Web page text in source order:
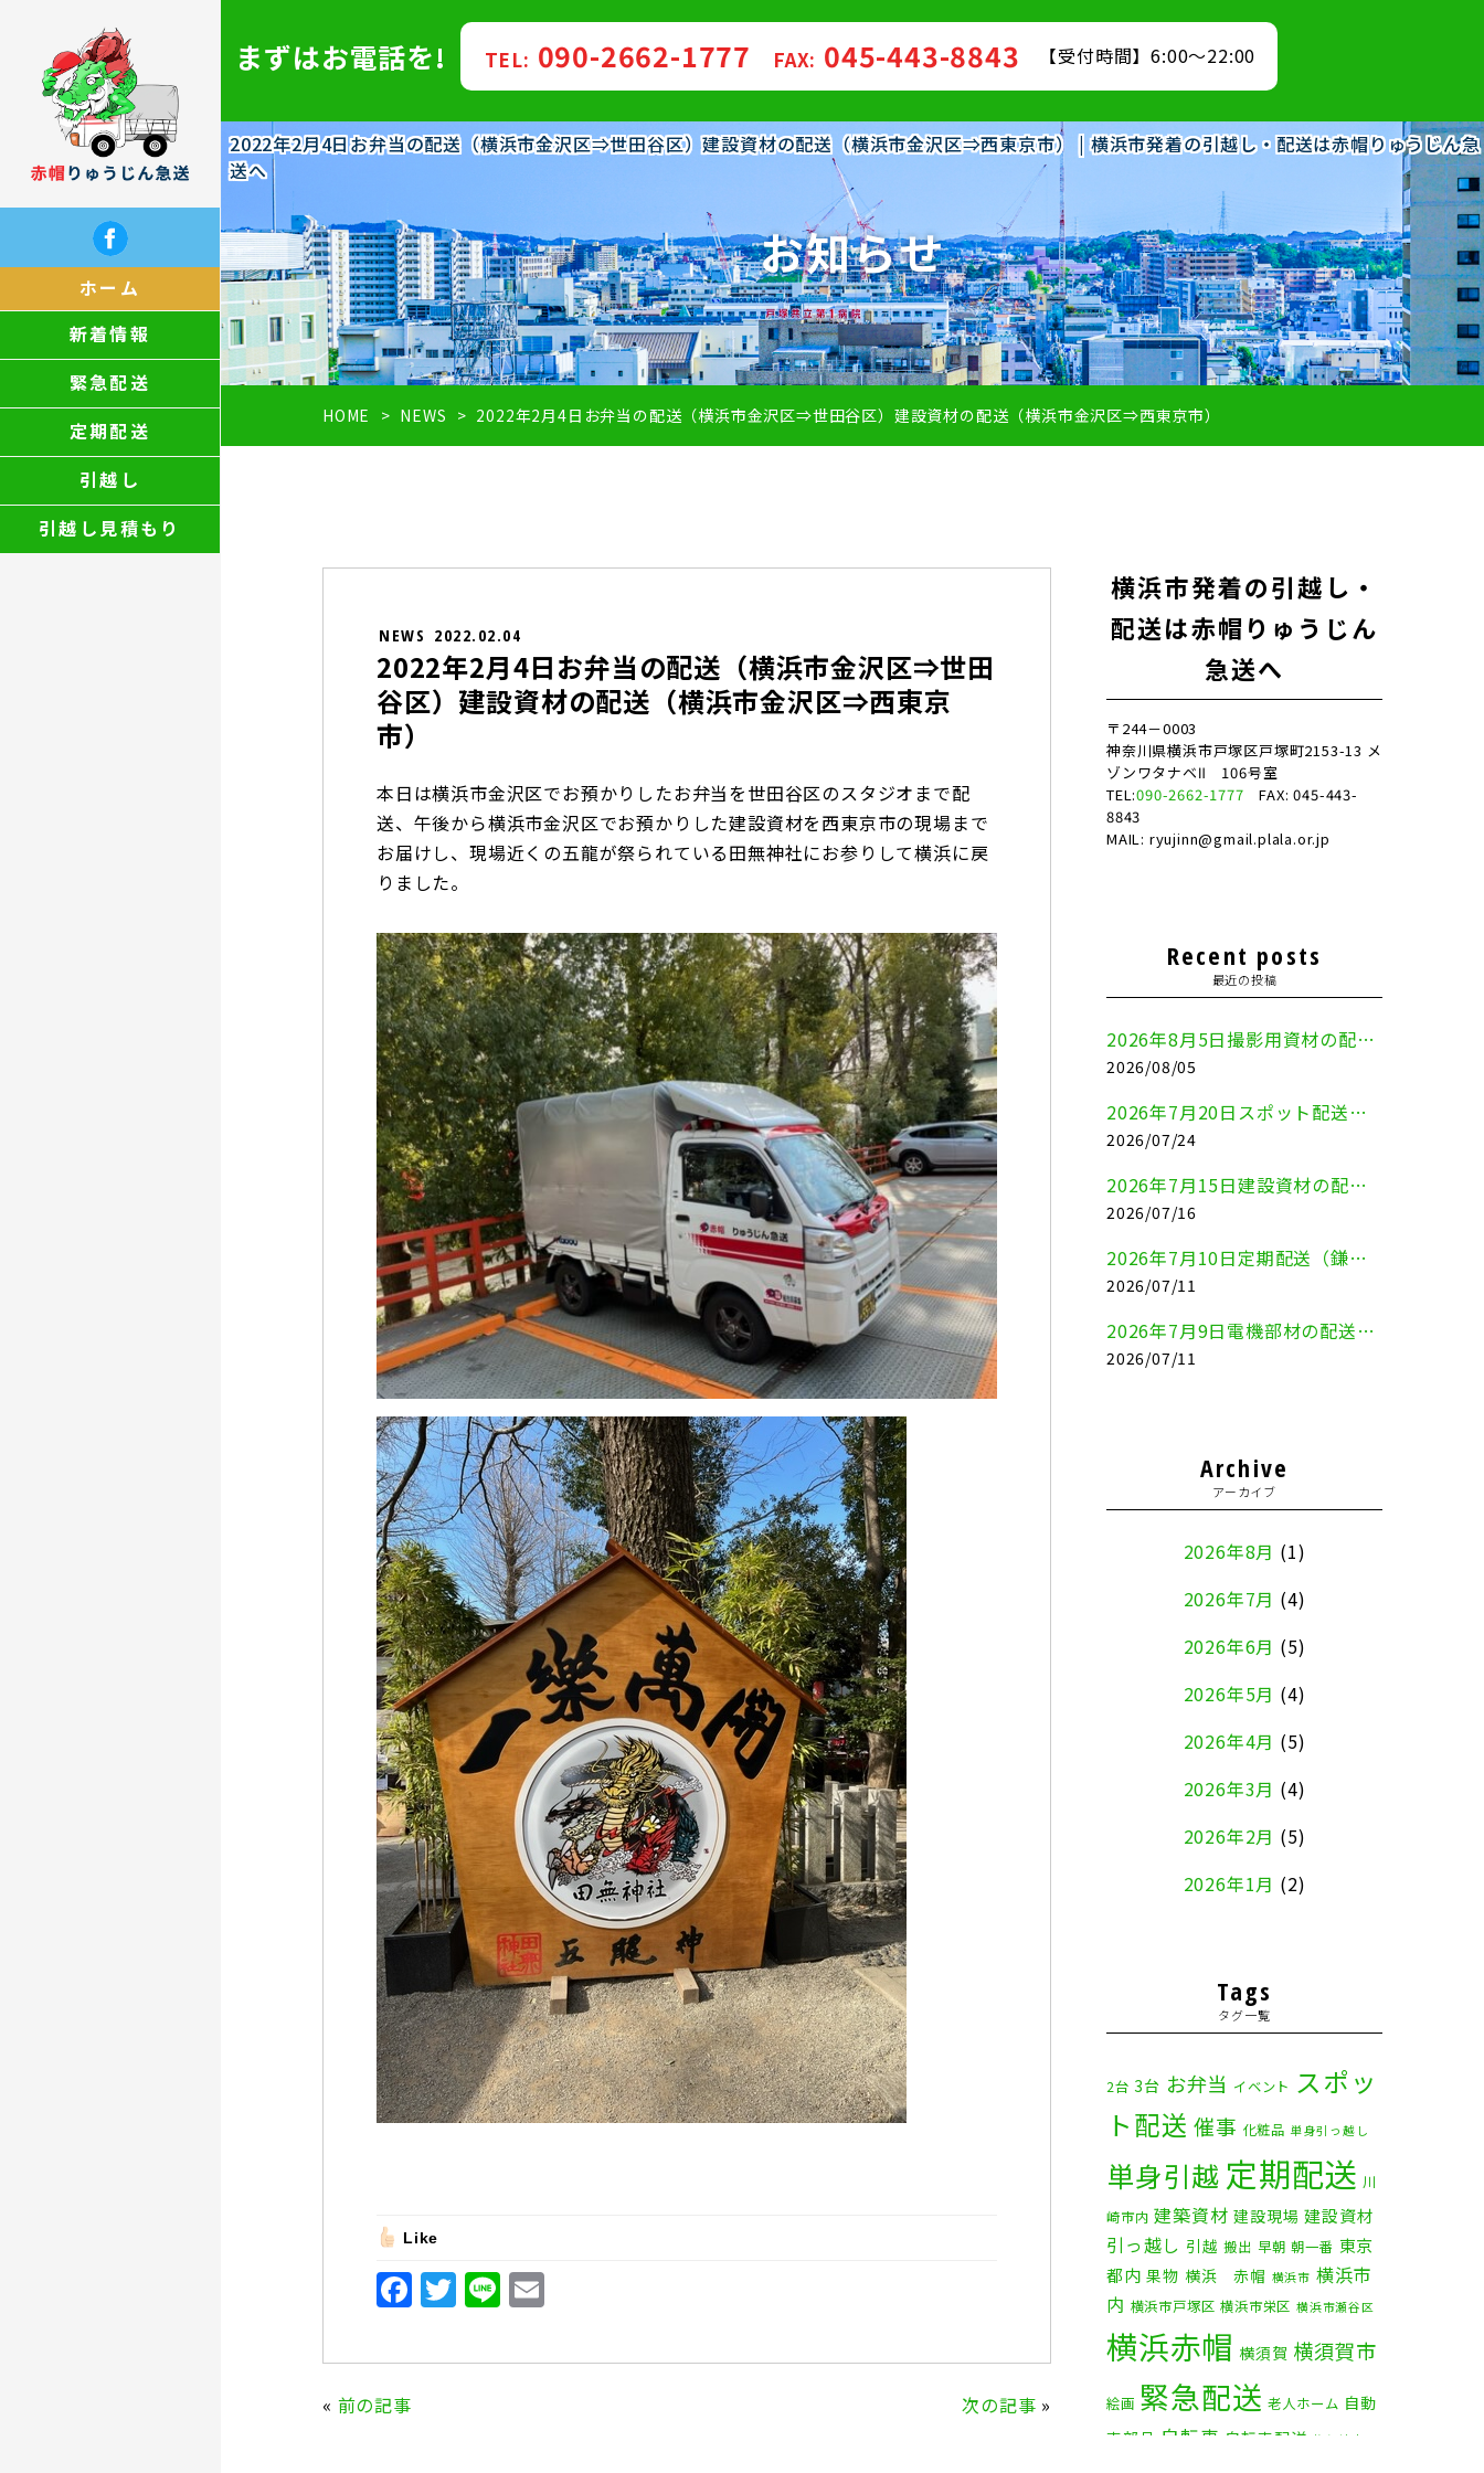
ホーム
新着情報
緊急配送
定期配送
引越し
引越し見積もり
2022年2月4日お弁当の配送（横浜市金沢区⇒世田谷区）建設資材の配送（横浜市金沢区⇒西東京市） | 横浜市発着の引越し・配送は赤帽りゅうじん急
送へ
まずはお電話を! TEL: 090-2662-1777 FAX: 045-443-8843 【受付時間】6:00～22:00
お知らせ
HOME NEWS 2022年2月4日お弁当の配送（横浜市金沢区⇒世田谷区）建設資材の配送（横浜市金沢区⇒西東京市）
NEWS 2022.02.04
2022年2月4日お弁当の配送（横浜市金沢区⇒世田
谷区）建設資材の配送（横浜市金沢区⇒西東京
市）
本日は横浜市金沢区でお預かりしたお弁当を世田谷区のスタジオまで配
送、午後から横浜市金沢区でお預かりした建設資材を西東京市の現場まで
お届けし、現場近くの五龍が祭られている田無神社にお参りして横浜に戻
りました。
Like
F
a
c
T
w
it
Li
n
e ai
« 前の記事 次の記事 »
横浜市発着の引越し・
配送は赤帽りゅうじん
急送へ
〒244－0003
神奈川県横浜市戸塚区戸塚町2153-13 メ
ゾンワタナベⅡ 106号室
TEL:090-2662-1777 FAX: 045-443-
8843
MAIL: ryujinn@gmail.plala.or.jp
Recent posts
最近の投稿
2026年8月5日撮影用資材の配送（鎌倉市⇒港区）
2026/08/05
2026年7月20日スポット配送（横浜市金沢区⇒愛知県豊川市）
2026/07/24
2026年7月15日建設資材の配送（横浜市金沢区⇒横須賀市）
2026/07/16
2026年7月10日定期配送（鎌倉市⇔大田区）
2026/07/11
2026年7月9日電機部材の配送（横浜市戸塚区⇒品川区）
2026/07/11
Archive
アーカイブ
2026年8月 (1)
2026年7月 (4)
2026年6月 (5)
2026年5月 (4)
2026年4月 (5)
2026年3月 (4)
2026年2月 (5)
2026年1月 (2)
2025年11月
2025年10月(9)
2025年9月
(3)
2025年8月(2)
2025年7月(6)
2025年6月(1)
2025年5月
2025年4月(5)
2025年3月(4)
2025年2月(1)
Tags
タグ一覧
2台 3台 お弁当 イベント スポッ
ト配送 催事 化粧品 単身引っ越し
単身引越 定期配送 川
崎市内 建築資材 建設現場 建設資材
引っ越し 引越 搬出 早朝 朝一番 東京
都内 果物 横浜 赤帽 横浜市 横浜市
内 横浜市戸塚区 横浜市栄区 横浜市瀬谷区
横浜赤帽 横須賀 横須賀市
絵画 緊急配送 老人ホーム 自動
車部品 自転車 自転車配送 茅ケ崎市